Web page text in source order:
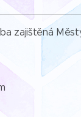
zajištěná